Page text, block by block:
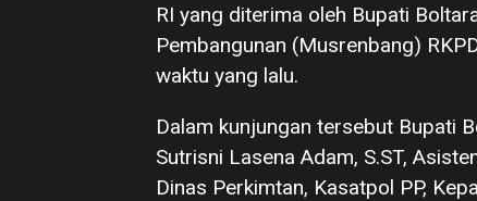
RI yang diterima oleh Bupati
Pembangunan (Musrenbang)
waktu yang lalu.
Dalam kunjungan tersebut Bupati
Sutrisni Lasena Adam, S.ST,
Dinas Perkimtan, Kasatpol PP,